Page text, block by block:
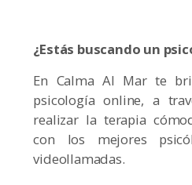
¿Estás buscando un
En Calma Al Mar te
psicología online, a
realizar la terapia
con los mejores
videollamadas.